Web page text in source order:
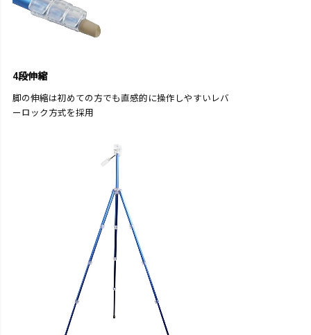
4段伸縮
脚の伸縮は初めての方でも直感的に操作しやすいレバ
ーロック方式を採用